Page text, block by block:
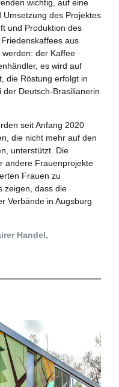
wichtig, auf eine
Umsetzung des Projektes
und Produktion des
aus
der Kaffee
es wird auf
die Röstung erfolgt in
Deutsch-Brasilianerin
seit Anfang 2020
die nicht mehr auf den
unterstützt. Die
andere Frauenprojekte
Frauen zu
zeigen, dass die
Verbände in Augsburg
Handel,